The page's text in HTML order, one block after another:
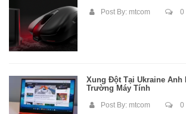
Post By: mtcom 0
Xung Đột Tại Ukraine Ảnh
Trường Máy Tính
Post By: mtcom 0